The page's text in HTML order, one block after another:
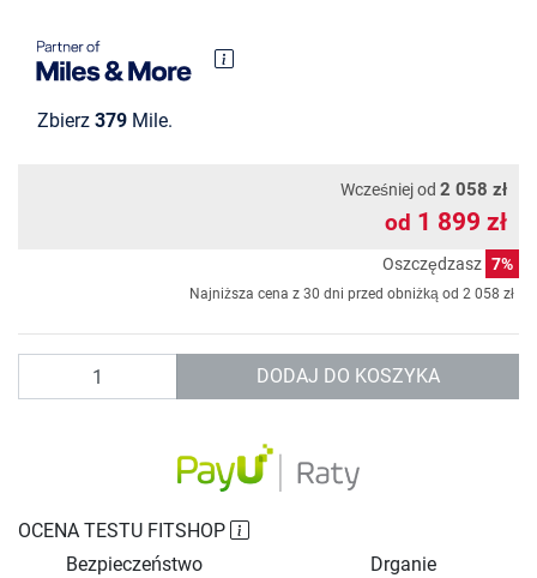
Zbierz 379 Mile.
Wcześniej od 2 058 zł
od 1 899 zł
Oszczędzasz 7%
Najniższa cena z 30 dni przed obniżką od 2 058 zł
DODAJ DO KOSZYKA
OCENA TESTU FITSHOP
Bezpieczeństwo
Drganie